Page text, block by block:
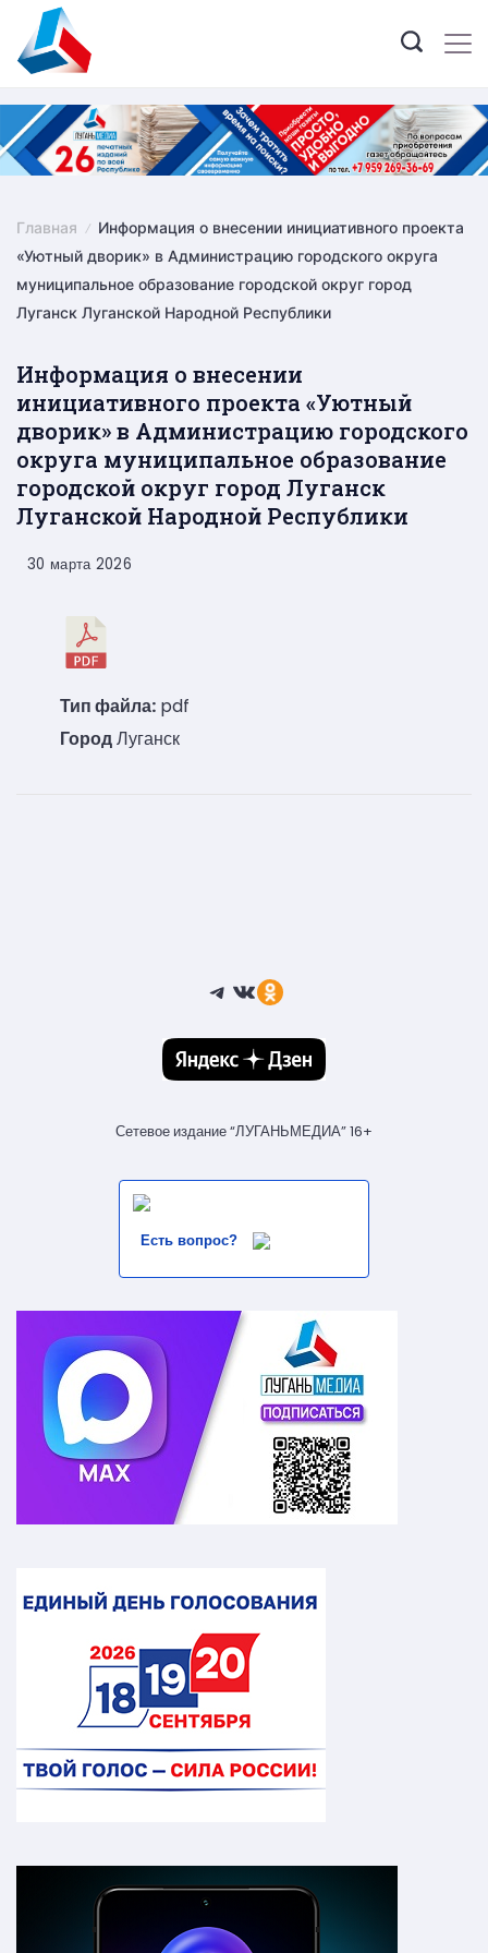
content
Главная
Информация о внесении инициативного проекта
«Уютный дворик» в Администрацию городского округа
муниципальное образование городской округ город
Луганск Луганской Народной Республики
Информация о внесении
инициативного проекта «Уютный
дворик» в Администрацию городского
округа муниципальное образование
городской округ город Луганск
Луганской Народной Республики
30 марта 2026
Тип файла: pdf
ГородЛуганск
Telegram
ВКонтакте
Ссылка
Сетевое издание “ЛУГАНЬМЕДИА” 16+
Есть вопрос?